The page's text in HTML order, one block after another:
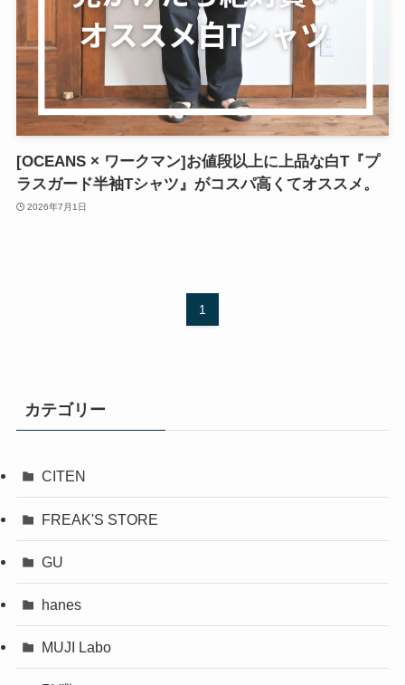
[OCEANS × ワークマン]お値段以上に上品な白T『プ
ラスガード半袖Tシャツ』がコスパ高くてオススメ。
2026年7月1日
1
カテゴリー
CITEN
FREAK'S STORE
GU
hanes
MUJI Labo